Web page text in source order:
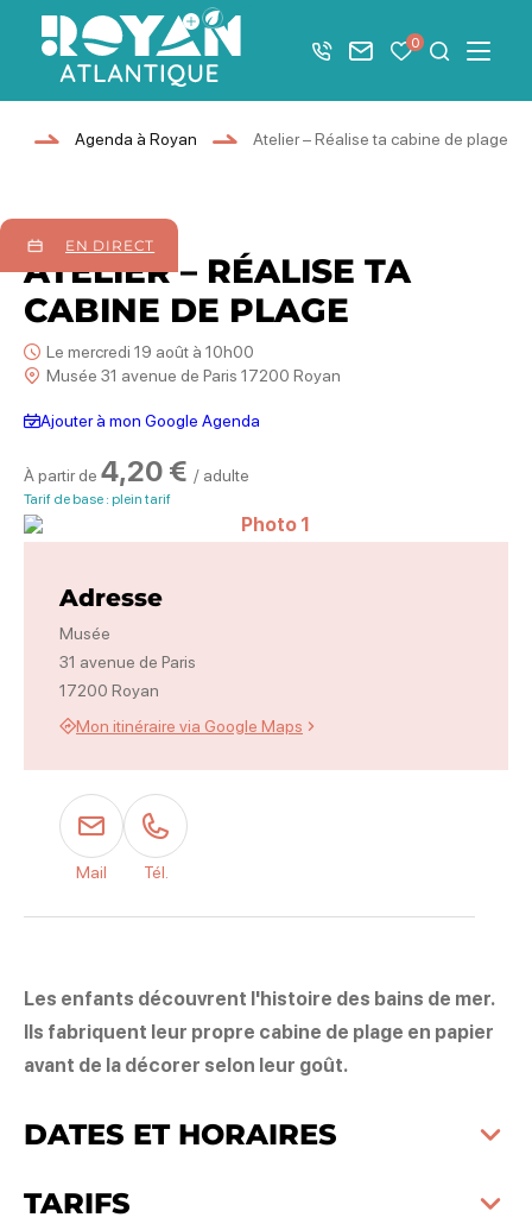
Afficher la barre de navigation du mode éco
Royan Atlantique
+33 5 46 08 21 00
Nous contacter
Mes favoris
0 JeMenu
Agenda à Royan Atelier – Réalise ta cabine de plage
EN DIRECT
19 août 2026
ATELIER – RÉALISE TA
CABINE DE PLAGE
Le mercredi 19 août à 10h00
Musée 31 avenue de Paris 17200 Royan
Ajouter à mon Google Agenda
Les enfants découvrent l'histoire des bains de mer.
Ils fabriquent leur propre cabine de plage en papier
avant de la décorer selon leur goût.
DATES ET HORAIRES
TARIFS
À partir de 4,20 € / adulte
Tarif de base : plein tarif
Photo 1
Adresse
Musée
31 avenue de Paris
17200 Royan
Mon itinéraire via Google Maps
Mail Tél.